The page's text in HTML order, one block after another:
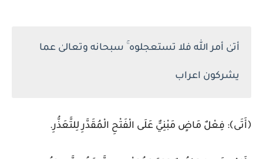
أتىٰ أمر الله فلا تستعجلوه ۚ سبحانه وتعالىٰ عما
يشركون اعراب
﴿أَتَى﴾: فِعْلٌ مَاضٍ مَبْنِيٌّ عَلَى الْفَتْحِ الْمُقَدَّرِ لِلتَّعَذُّرِ.